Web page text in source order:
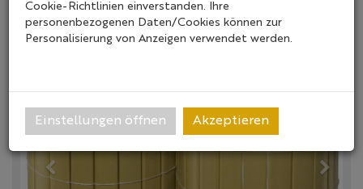
Cookie-Richtlinien einverstanden. Ihre
personenbezogenen Daten/Cookies können zur
Personalisierung von Anzeigen verwendet werden.
Einstellungen öffnen Akzeptieren